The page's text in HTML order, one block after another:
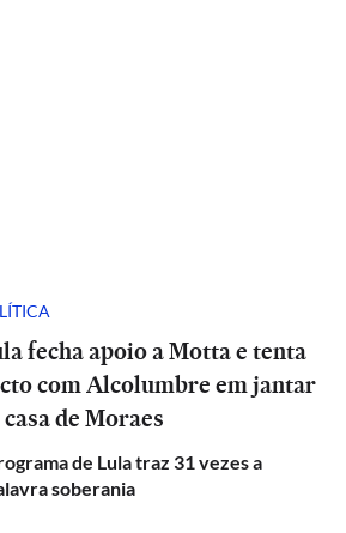
fecha apoio a Motta e tenta
com Alcolumbre em jantar
de Moraes
de Lula traz 31 vezes a
soberania